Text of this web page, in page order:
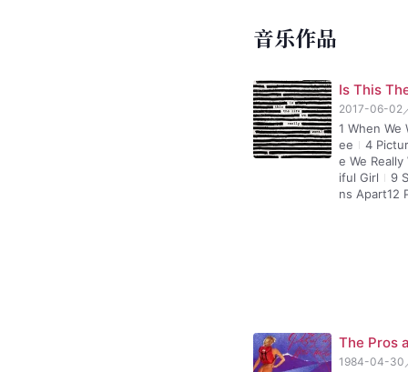
音乐作品
Is This
2017-06-02
1 When We
ee
4
e We Really
iful Girl
9
ns Apart12
The Pros
1984-04-30